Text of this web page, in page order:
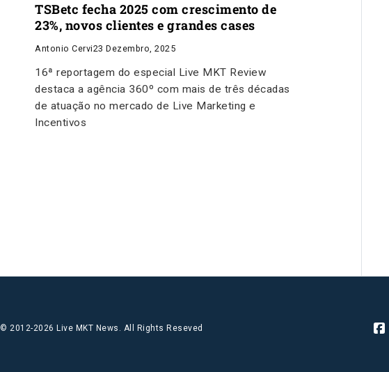
TSBetc fecha 2025 com crescimento de
23%, novos clientes e grandes cases
Antonio Cervi23 Dezembro, 2025
16ª reportagem do especial Live MKT Review
destaca a agência 360º com mais de três décadas
de atuação no mercado de Live Marketing e
Incentivos
© 2012-2026 Live MKT News. All Rights Reseved